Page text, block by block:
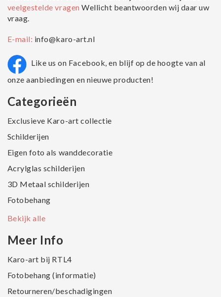
veelgestelde vragenWellicht beantwoorden wij daar uw
vraag.
E-mail: info@karo-art.nl
Like us on Facebook, en blijf op de hoogte van al
onze aanbiedingen en nieuwe producten!
Categorieën
Exclusieve Karo-art collectie
Schilderijen
Eigen foto als wanddecoratie
Acrylglas schilderijen
3D Metaal schilderijen
Fotobehang
Bekijk alle
Meer Info
Karo-art bij RTL4
Fotobehang (informatie)
Retourneren/beschadigingen